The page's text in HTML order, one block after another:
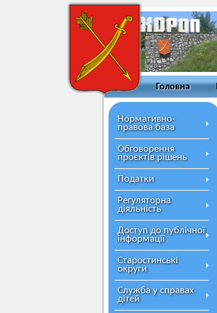
Головна
Нормативно-
правова база
Обговорення
проєктів рішень
Податки
Регуляторна
діяльність
Доступ до публічної
інформації
Старостинські
округи
Служба у справах
дітей